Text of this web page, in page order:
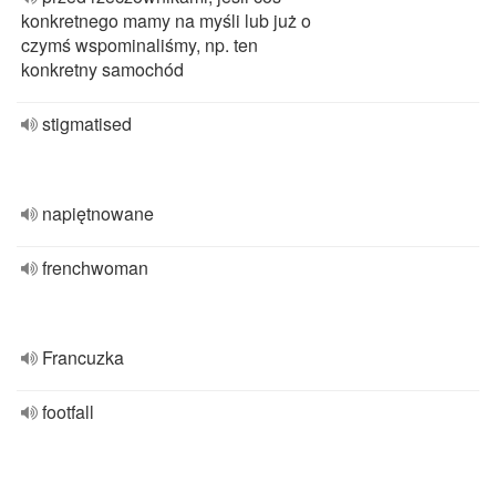
konkretnego mamy na myśli lub już o
czymś wspominaliśmy, np. ten
konkretny samochód
stigmatised
napiętnowane
frenchwoman
Francuzka
footfall